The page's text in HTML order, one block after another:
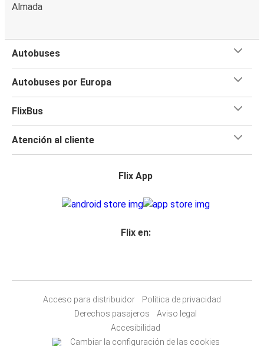
Almada
Autobuses
Autobuses por Europa
FlixBus
Atención al cliente
Flix App
Flix en:
Acceso para distribuidor
Política de privacidad
Derechos pasajeros
Aviso legal
Accesibilidad
Cambiar la configuración de las cookies